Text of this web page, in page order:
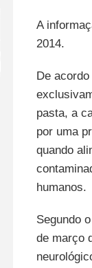
A
2014.
De
pasta, a
por uma
quando
humanos.
Segundo
de março